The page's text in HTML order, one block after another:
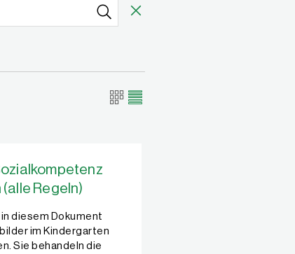
Regeln)
diesem Dokument
im Kindergarten
Sie behandeln die